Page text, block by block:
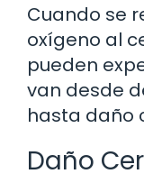
Cuando se
oxígeno al
pueden
van desde
hasta daño
Daño